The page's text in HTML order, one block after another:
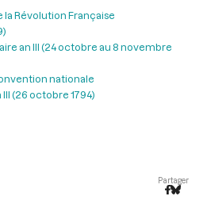
Révolution Française
an III (24 octobre au 8 novembre
nationale
(26 octobre 1794)
Partager